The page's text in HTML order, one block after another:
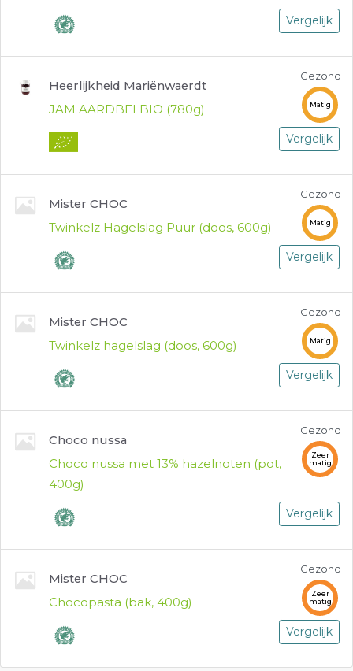
Vergelijk
Heerlijkheid Mariënwaerdt
JAM AARDBEI BIO (780g)
Gezond
Matig
Vergelijk
Mister CHOC
Twinkelz Hagelslag Puur (doos, 600g)
Gezond
Matig
Vergelijk
Mister CHOC
Twinkelz hagelslag (doos, 600g)
Gezond
Matig
Vergelijk
Choco nussa
Choco nussa met 13% hazelnoten (pot,
400g)
Gezond
Zeer
matig
Vergelijk
Mister CHOC
Chocopasta (bak, 400g)
Gezond
Zeer
matig
Vergelijk